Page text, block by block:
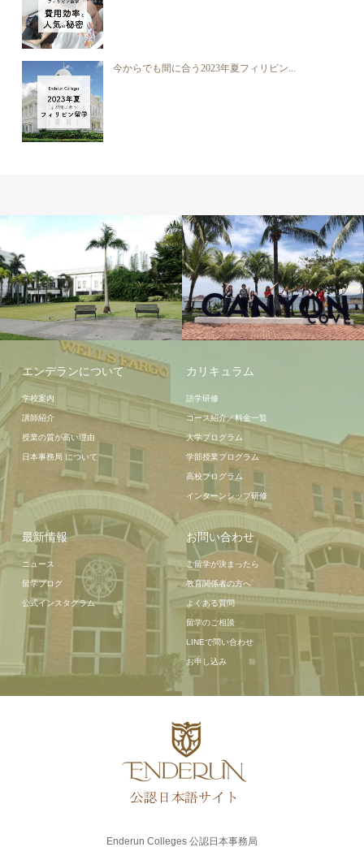
今からでも間に合う2023年夏フィリピン...
学校施設 周辺情報
エンデランについて
学校案内
講師紹介
授業の質が高い理由
日本事務局 について
カリキュラム
語学研修
コース紹介／料金一覧
大学プログラム
学部授業プログラム
高校プログラム
インターンシップ研修
最新情報
ニュース
留学ブログ
公式インスタグラム
お問い合わせ
ご留学が決まったら
教育関係者の方へ
よくある質問
留学のご相談
LINEで問い合わせ
お申し込み
Enderun Colleges 公認日本事務局